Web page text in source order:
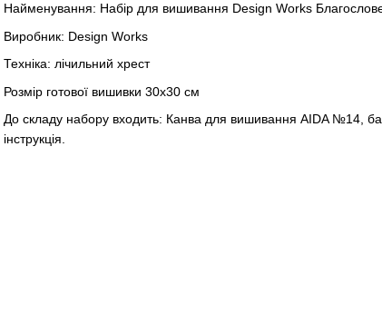
Найменування: Набір для вишивання Design Works
Виробник: Design Works
Техніка: лічильний хрест
Розмір готової вишивки 30х30 см
До складу набору входить: Канва для вишивання AIDA №14,
інструкція.